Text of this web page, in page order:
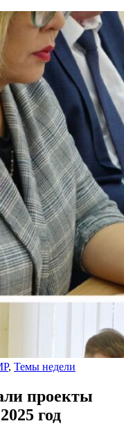
, Темы недели
проекты
год